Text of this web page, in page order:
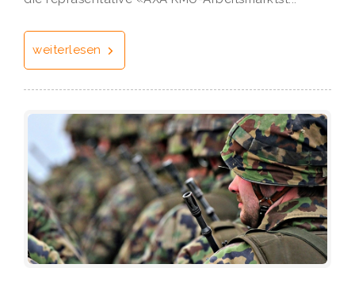
weiterlesen